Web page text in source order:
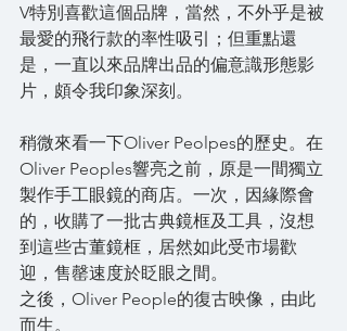
V特別喜歡這個品牌，當然，不外乎是被
最愛的飛行款的率性吸引；但重點還
是，一直以來品牌出品的偏意識形態影
片，頗令我印象深刻。
稍微來看一下Oliver Peolpes的歷史。在
Oliver Peoples響亮之前，原是一間獨立
製作手工眼鏡的商店。一次，因緣際會
的，收購了一批古典鏡框及工具，沒想
到這些古董鏡框，居然如此受市場歡
迎，售罄速度於眨眼之間。
之後，Oliver People的復古映像，由此
而生。